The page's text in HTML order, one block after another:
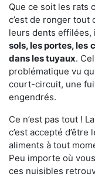
Que ce soit les rats
c’est de ronger tout
leurs dents effilées,
sols, les portes, les
dans les tuyaux.
problématique vu
court-circuit, une
engendrés.
Ce n’est pas tout !
c’est accepté
aliments à tout
Peu importe où
ces nuisibles